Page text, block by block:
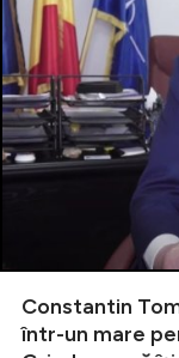
Constantin
într-un mare